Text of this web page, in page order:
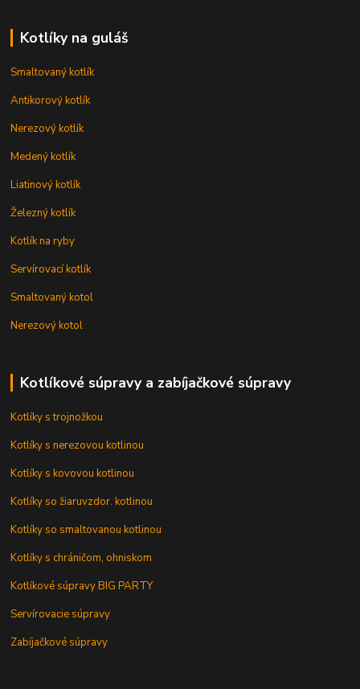
Kotlíky na guláš
Smaltovaný kotlík
Antikorový kotlík
Nerezový kotlík
Medený kotlík
Liatinový kotlík
Železný kotlík
Kotlík na ryby
Servírovací kotlík
Smaltovaný kotol
Nerezový kotol
Kotlíkové súpravy a zabíjačkové súpravy
Kotlíky s trojnožkou
Kotlíky s nerezovou kotlinou
Kotlíky s kovovou kotlinou
Kotlíky so žiaruvzdor. kotlinou
Kotlíky so smaltovanou kotlinou
Kotlíky s chráničom, ohniskom
Kotlíkové súpravy BIG PARTY
Servírovacie súpravy
Zabíjačkové súpravy